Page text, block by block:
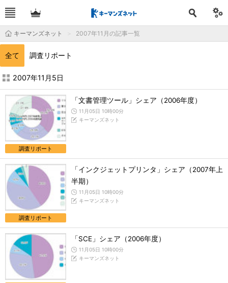
キーマンズネット 2007年11月の記事一覧
全て 調査リポート
2007年11月の記事一覧 - キーマンズネット
2007年11月5日
調査リポート
「文書管理ツール」シェア（2006年度）
11月05日 10時00分
キーマンズネット
調査リポート
「インクジェットプリンタ」シェア（2007年上
半期）
11月05日 10時00分
キーマンズネット
「SCE」シェア（2006年度）
11月05日 10時00分
キーマンズネット